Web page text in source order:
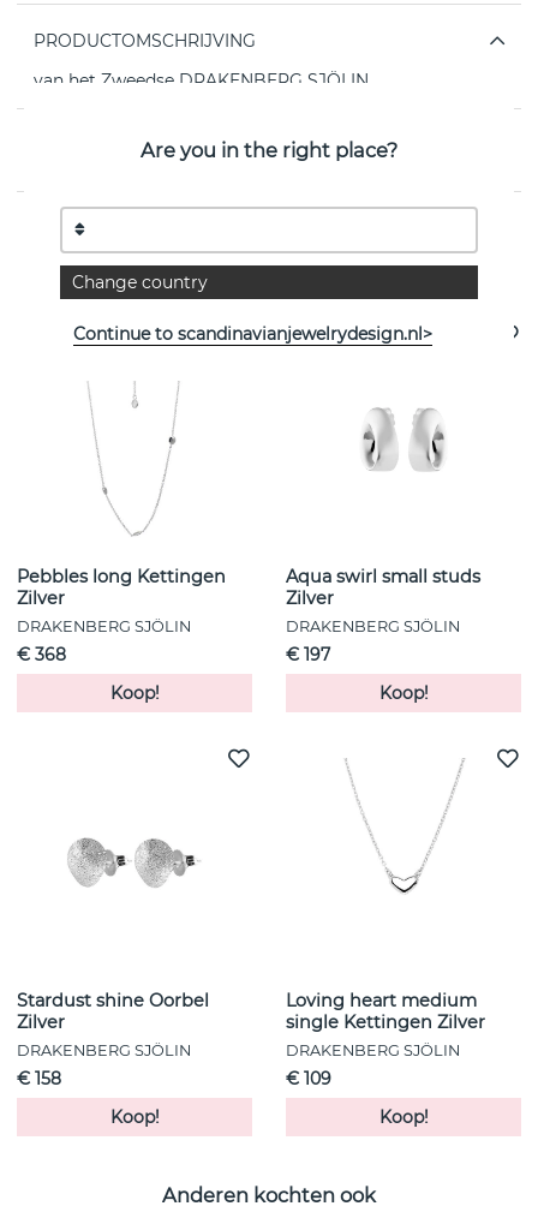
PRODUCTOMSCHRIJVING
van het Zweedse DRAKENBERG SJÖLIN
EIGENSCHAPPEN
Bekijk meer artikelen
Pebbles long Kettingen
Zilver
DRAKENBERG SJÖLIN
€ 368
Koop!
Aqua swirl small studs
Zilver
DRAKENBERG SJÖLIN
€ 197
Koop!
Stardust shine Oorbel
Zilver
DRAKENBERG SJÖLIN
€ 158
Koop!
Loving heart medium
single Kettingen Zilver
DRAKENBERG SJÖLIN
€ 109
Koop!
Anderen kochten ook
Are you in the right place?
Change country
Continue to scandinavianjewelrydesign.nl>